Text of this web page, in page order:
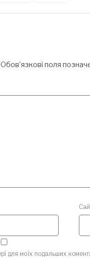
Обов’язкові поля
для моїх подальших